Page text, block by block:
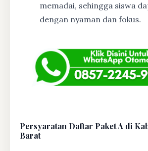
memadai, sehingga siswa
dengan nyaman dan fokus.
Persyaratan Daftar Paket A di
Barat